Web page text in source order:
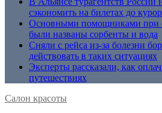
сэкономить на билетах до
Основными помощниками при
были названы сорбенты и вода
Сняли с рейса из-за болезни
действовать в таких ситуациях
Эксперты рассказали, как
путешествиях
Салон красоты